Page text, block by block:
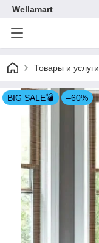
Wellamart
Товары и услуги
BIG SALE💣 –60%